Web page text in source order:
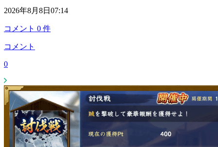
2026年8月8日07:14
コメント 0 件
コメント
0